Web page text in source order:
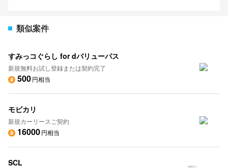
類似案件
すみっコぐらし for dバリューパス
新規無料お試し登録または契約完了
500円相当
モビカリ
新規カーリースご契約
16000円相当
SCL